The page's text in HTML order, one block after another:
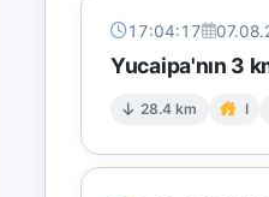
17:04:17
Yucaipa'nın 3
28.4 km I